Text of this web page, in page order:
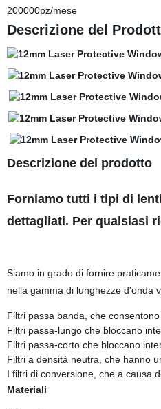
200000pz/mese
Descrizione del
Descrizione del prodotto
Forniamo tutti i tipi di
dettagliati. Per qualsiasi
Siamo in grado di fornire
nella gamma di lunghezze d'onda
Filtri passa banda, che
Filtri passa-lungo che bloccano
Filtri passa-corto che bloccano
Filtri a densità neutra, che hanno
I filtri di conversione, che a causa
Materiali